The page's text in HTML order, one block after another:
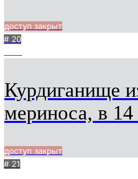
доступ закрыт
# 20
Курдиганище
мериноса, в 14
доступ закрыт
# 21